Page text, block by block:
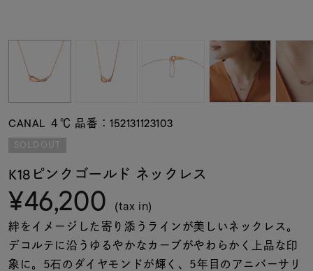
誕生石
石の色
ファッションテイス
ト
着用シーン
CANAL ４℃ 品番：152131123103
SOLDOUT
K18ピンクゴールド ネックレス
¥46,200 (tax in)
絆をイメージした寄り添うラインが美しいネックレス。
デコルテに沿うゆるやかなカーブがやわらかく上品な印
象に。5石のダイヤモンドが輝く、5年目のアニバーサリ